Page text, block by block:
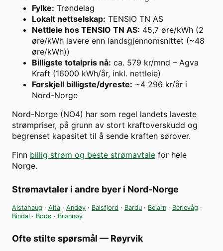
Fylke: Trøndelag
Lokalt nettselskap: TENSIO TN AS
Nettleie hos TENSIO TN AS: 45,7 øre/kWh (2
øre/kWh lavere enn landsgjennomsnittet (~48
øre/kWh))
Billigste totalpris nå: ca. 579 kr/mnd – Agva
Kraft (16000 kWh/år, inkl. nettleie)
Forskjell billigste/dyreste: ~4 296 kr/år i
Nord-Norge
Nord-Norge (NO4) har som regel landets laveste
strømpriser, på grunn av stort kraftoverskudd og
begrenset kapasitet til å sende kraften sørover.
Finn billig strøm og beste strømavtale for hele
Norge.
Strømavtaler i andre byer i Nord-Norge
Alstahaug · Alta · Andøy · Balsfjord · Bardu · Beiarn · Berlevåg ·
Bindal · Bodø · Brønnøy
Ofte stilte spørsmål — Røyrvik